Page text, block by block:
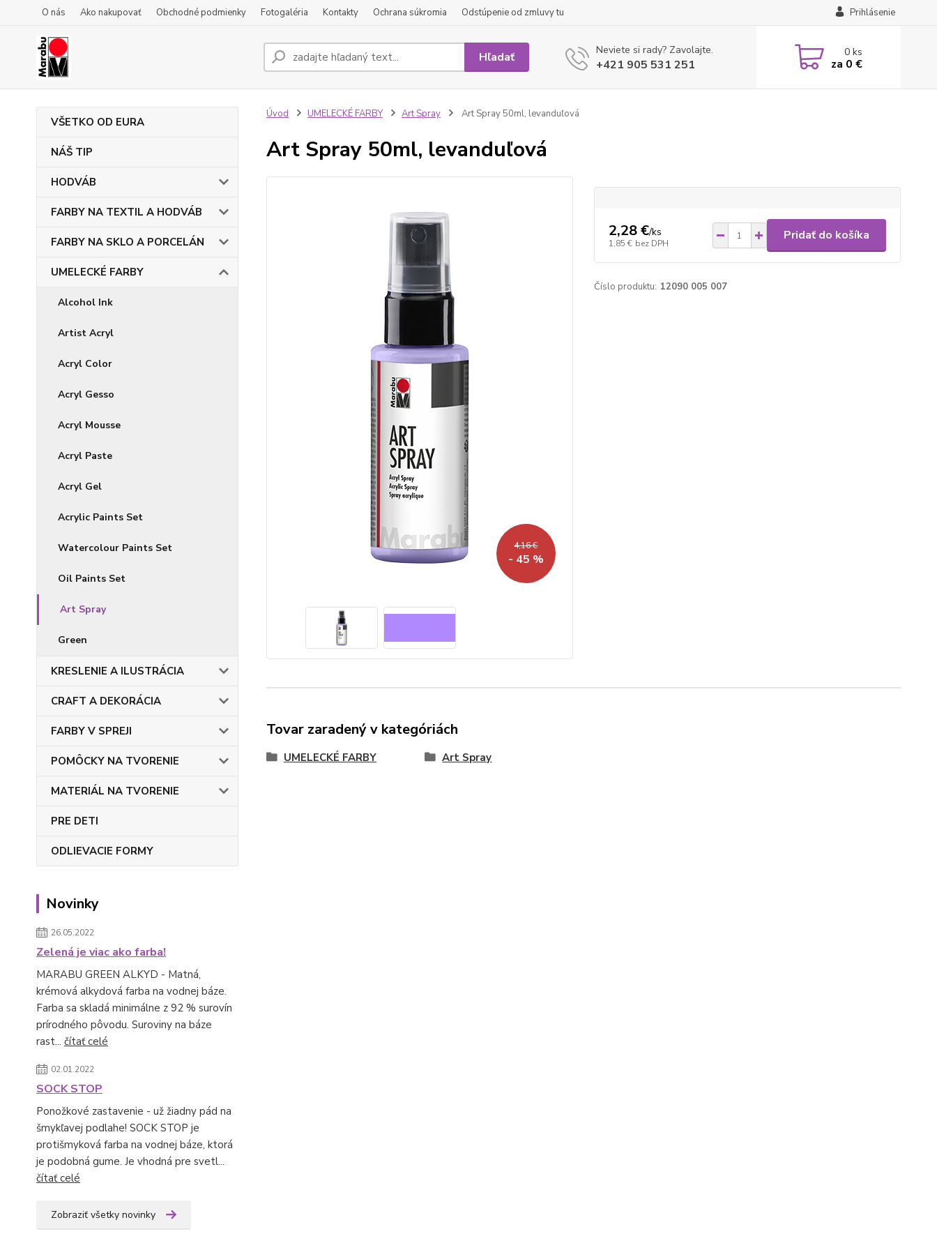
O nás Ako nakupovať Obchodné podmienky Fotogaléria Kontakty Ochrana súkromia Odstúpenie od zmluvy tu Prihlásenie
Hľadať Neviete si rady? Zavolajte.
+421 905 531 251
0ks
za 0 €
VŠETKO OD EURA
NÁŠ TIP
HODVÁB
FARBY NA TEXTIL A HODVÁB
FARBY NA SKLO A PORCELÁN
UMELECKÉ FARBY
Alcohol Ink
Artist Acryl
Acryl Color
Acryl Gesso
Acryl Mousse
Acryl Paste
Acryl Gel
Acrylic Paints Set
Watercolour Paints Set
Oil Paints Set
Art Spray
Green
KRESLENIE A ILUSTRÁCIA
CRAFT A DEKORÁCIA
FARBY V SPREJI
POMÔCKY NA TVORENIE
MATERIÁL NA TVORENIE
PRE DETI
ODLIEVACIE FORMY
Novinky
26.05.2022
Zelená je viac ako farba!
MARABU GREEN ALKYD - Matná,
krémová alkydová farba na vodnej báze.
Farba sa skladá minimálne z 92 % surovín
prírodného pôvodu. Suroviny na báze
rast... čítať celé
02.01.2022
SOCK STOP
Ponožkové zastavenie - už žiadny pád na
šmykľavej podlahe! SOCK STOP je
protišmyková farba na vodnej báze, ktorá
je podobná gume. Je vhodná pre svetl...
čítať celé
Zobraziť všetky novinky
Úvod UMELECKÉ FARBY Art Spray Art Spray 50ml, levanduľová
Art Spray 50ml, levanduľová
4,16 €
- 45 %
2,28 €/ks
1,85 € bez DPH
Pridať do košíka
Číslo produktu: 12090 005 007
Tovar zaradený v kategóriách
UMELECKÉ FARBY Art Spray